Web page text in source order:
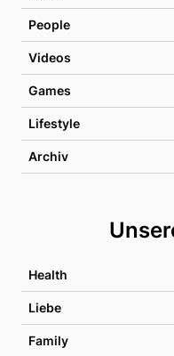
People
Videos
Games
Lifestyle
Archiv
Health
Liebe
Family